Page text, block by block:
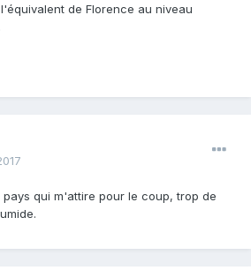
de Florence au niveau
qui m'attire pour le coup, trop de